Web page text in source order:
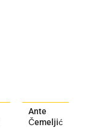
Ante
Čemeljić